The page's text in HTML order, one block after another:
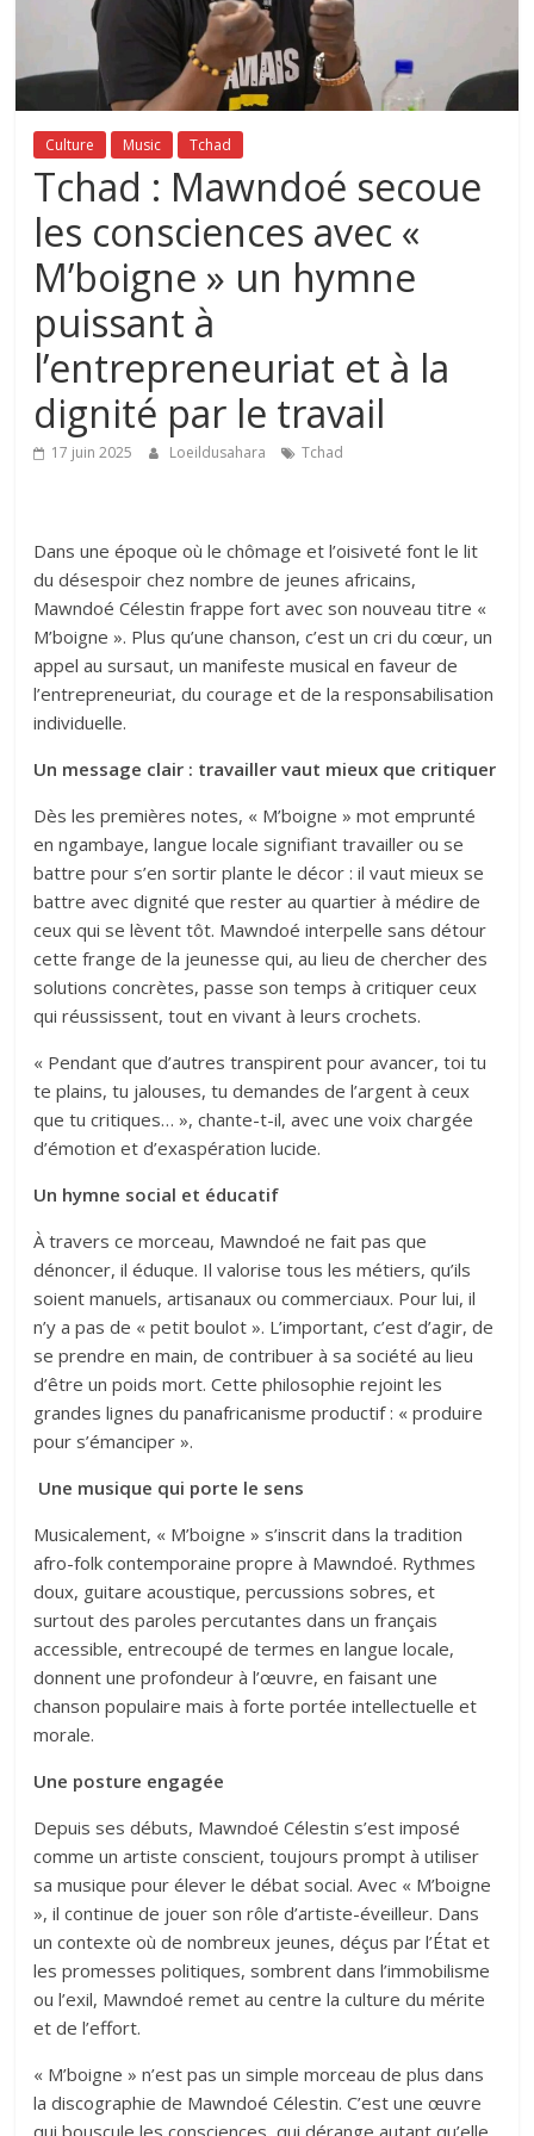
Culture Music Tchad
Tchad : Mawndoé secoue
les consciences avec «
M’boigne » un hymne
puissant à
l’entrepreneuriat et à la
dignité par le travail
17 juin 2025 Loeildusahara Tchad
Dans une époque où le chômage et l’oisiveté font le lit
du désespoir chez nombre de jeunes africains,
Mawndoé Célestin frappe fort avec son nouveau titre «
M’boigne ». Plus qu’une chanson, c’est un cri du cœur, un
appel au sursaut, un manifeste musical en faveur de
l’entrepreneuriat, du courage et de la responsabilisation
individuelle.
Un message clair : travailler vaut mieux que critiquer
Dès les premières notes, « M’boigne » mot emprunté
en ngambaye, langue locale signifiant travailler ou se
battre pour s’en sortir plante le décor : il vaut mieux se
battre avec dignité que rester au quartier à médire de
ceux qui se lèvent tôt. Mawndoé interpelle sans détour
cette frange de la jeunesse qui, au lieu de chercher des
solutions concrètes, passe son temps à critiquer ceux
qui réussissent, tout en vivant à leurs crochets.
« Pendant que d’autres transpirent pour avancer, toi tu
te plains, tu jalouses, tu demandes de l’argent à ceux
que tu critiques… », chante-t-il, avec une voix chargée
d’émotion et d’exaspération lucide.
Un hymne social et éducatif
À travers ce morceau, Mawndoé ne fait pas que
dénoncer, il éduque. Il valorise tous les métiers, qu’ils
soient manuels, artisanaux ou commerciaux. Pour lui, il
n’y a pas de « petit boulot ». L’important, c’est d’agir, de
se prendre en main, de contribuer à sa société au lieu
d’être un poids mort. Cette philosophie rejoint les
grandes lignes du panafricanisme productif : « produire
pour s’émanciper ».
Une musique qui porte le sens
Musicalement, « M’boigne » s’inscrit dans la tradition
afro-folk contemporaine propre à Mawndoé. Rythmes
doux, guitare acoustique, percussions sobres, et
surtout des paroles percutantes dans un français
accessible, entrecoupé de termes en langue locale,
donnent une profondeur à l’œuvre, en faisant une
chanson populaire mais à forte portée intellectuelle et
morale.
Une posture engagée
Depuis ses débuts, Mawndoé Célestin s’est imposé
comme un artiste conscient, toujours prompt à utiliser
sa musique pour élever le débat social. Avec « M’boigne
», il continue de jouer son rôle d’artiste-éveilleur. Dans
un contexte où de nombreux jeunes, déçus par l’État et
les promesses politiques, sombrent dans l’immobilisme
ou l’exil, Mawndoé remet au centre la culture du mérite
et de l’effort.
« M’boigne » n’est pas un simple morceau de plus dans
la discographie de Mawndoé Célestin. C’est une œuvre